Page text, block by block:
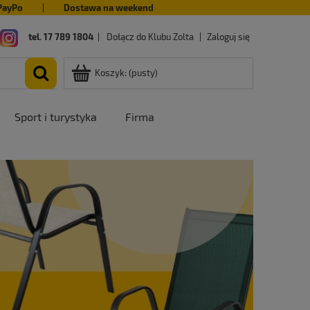
Dostawa na weekend
tel. 17 789 1804 Dołącz do Klubu Zolta Zaloguj się
Koszyk: (pusty)
Sport i turystyka Firma